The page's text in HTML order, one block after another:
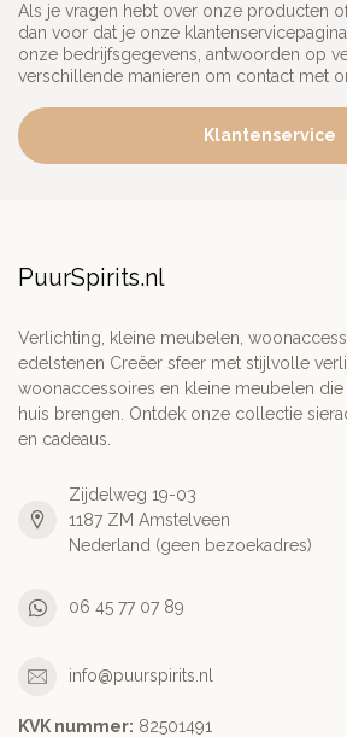
Als je vragen hebt over onze producten
dan voor dat je onze
onze bedrijfsgegevens, antwoorden op
verschillende manieren om contact met
Klantenservice
PuurSpirits.nl
Verlichting, kleine meubelen,
edelstenen Creëer sfeer met stijlvolle
woonaccessoires en kleine meubelen die
huis brengen. Ontdek onze collectie
en cadeaus.
Zijdelweg 19-03
1187 ZM Amstelveen
Nederland (geen bezoekadres)
06 45 77 07 89
info@puurspirits.nl
KVK nummer: 82501491